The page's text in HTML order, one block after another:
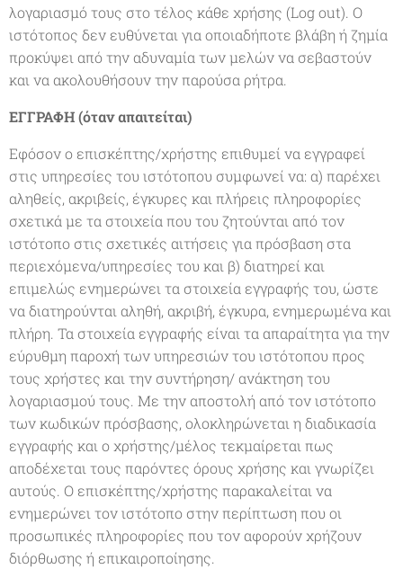
λογαριασμό τους στο τέλος κάθε χρήσης (Log out). Ο
ιστότοπος δεν ευθύνεται για οποιαδήποτε βλάβη ή ζημία
προκύψει από την αδυναμία των μελών να σεβαστούν
και να ακολουθήσουν την παρούσα ρήτρα.
ΕΓΓΡΑΦΗ (όταν απαιτείται)
Εφόσον ο επισκέπτης/χρήστης επιθυμεί να εγγραφεί
στις υπηρεσίες του ιστότοπου συμφωνεί να: α) παρέχει
αληθείς, ακριβείς, έγκυρες και πλήρεις πληροφορίες
σχετικά με τα στοιχεία που του ζητούνται από τον
ιστότοπο στις σχετικές αιτήσεις για πρόσβαση στα
περιεχόμενα/υπηρεσίες του και β) διατηρεί και
επιμελώς ενημερώνει τα στοιχεία εγγραφής του, ώστε
να διατηρούνται αληθή, ακριβή, έγκυρα, ενημερωμένα και
πλήρη. Τα στοιχεία εγγραφής είναι τα απαραίτητα για την
εύρυθμη παροχή των υπηρεσιών του ιστότοπου προς
τους χρήστες και την συντήρηση/ ανάκτηση του
λογαριασμού τους. Με την αποστολή από τον ιστότοπο
των κωδικών πρόσβασης, ολοκληρώνεται η διαδικασία
εγγραφής και ο χρήστης/μέλος τεκμαίρεται πως
αποδέχεται τους παρόντες όρους χρήσης και γνωρίζει
αυτούς. Ο επισκέπτης/χρήστης παρακαλείται να
ενημερώνει τον ιστότοπο στην περίπτωση που οι
προσωπικές πληροφορίες που τον αφορούν χρήζουν
διόρθωσης ή επικαιροποίησης.